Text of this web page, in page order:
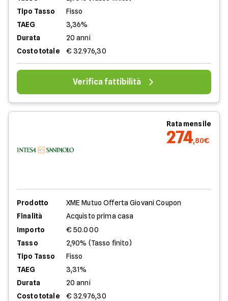
Tipo Tasso
Fisso
TAEG
3,36%
Durata
20 anni
Costo totale
€ 32.976,30
Verifica fattibilità
Rata mensile
274,80€
Prodotto
XME Mutuo Offerta Giovani Coupon
Finalità
Acquisto prima casa
Importo
€ 50.000
Tasso
2,90% (Tasso finito)
Tipo Tasso
Fisso
TAEG
3,31%
Durata
20 anni
Costo totale
€ 32.976,30